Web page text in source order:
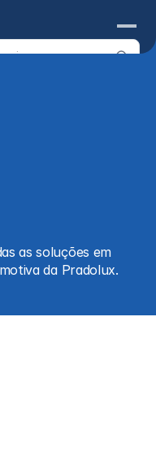
as soluções em
da Pradolux.